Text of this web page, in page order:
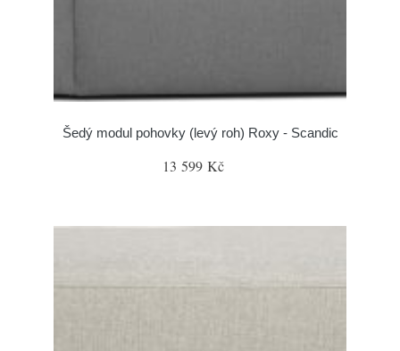
Šedý modul pohovky (levý roh) Roxy - Scandic
13 599 Kč